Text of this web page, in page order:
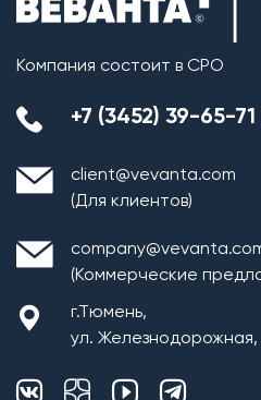
Компания состоит в СРО
+7 (3452) 39-65-71
client@vevanta.com
(Для клиентов)
(Коммерческие
г.Тюмень,
ул.